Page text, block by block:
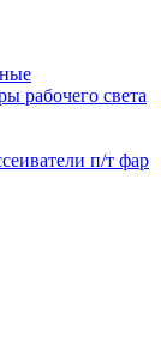
рабочего света
п/т фар